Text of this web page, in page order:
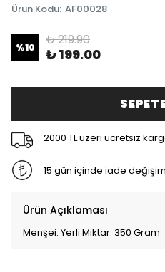
Ürün Kodu: AF00028
%10 ₺ 219.90
₺ 199.00
2000 TL üzeri ücretsiz
15 gün içinde iade değişim
Ürün Açıklaması
Menşei: Yerli Miktar: 350 Gram